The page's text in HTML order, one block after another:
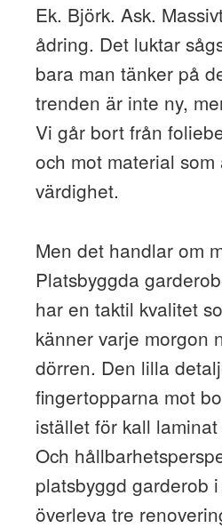
Ek. Björk. Ask.
ådring. Det luktar
bara man tänker på
trenden är inte ny,
Vi går bort från
och mot material som
värdighet.
Men det handlar om
Platsbyggda
har en taktil kvalitet
känner varje morgon
dörren. Den lilla
fingertopparna mot
istället för kall
Och
platsbyggd garderob
överleva tre